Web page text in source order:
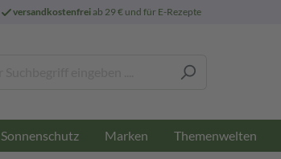
versandkostenfreiab 29 € und für E-Rezepte
Sonnenschutz Marken Themenwelten